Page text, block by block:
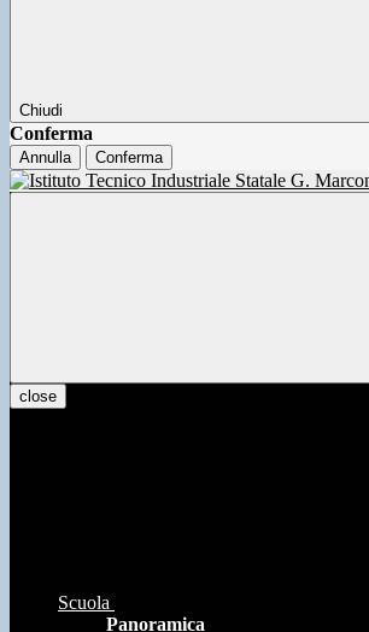
Chiudi
Conferma
Annulla Conferma
close
Scuola
Panoramica